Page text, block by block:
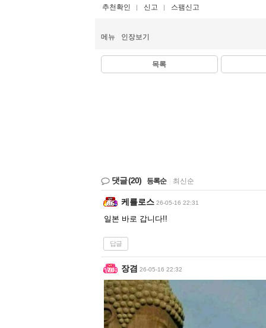
추천확인 신고 스팸신고
메뉴 인장보기
목록
댓글(20) 등록순 최신순
케를로스 26-05-16 22:31
일본 바로 갑니다!!
답글
장겸 26-05-16 22:32